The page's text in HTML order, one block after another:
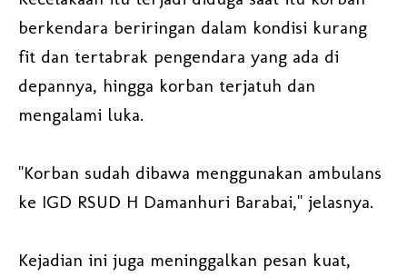
berkendara beriringan dalam kondisi kurang
fit dan tertabrak pengendara yang ada di
depannya, hingga korban terjatuh dan
mengalami luka.
"Korban sudah dibawa menggunakan ambulans
ke IGD RSUD H Damanhuri Barabai," jelasnya.
Kejadian ini juga meninggalkan pesan kuat,